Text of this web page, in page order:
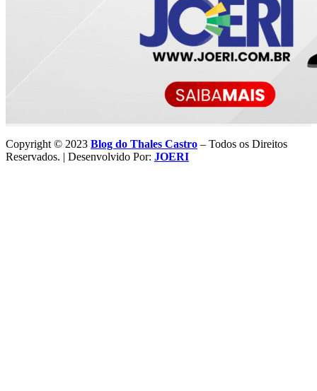
Copyright © 2023 Blog do Thales Castro – Todos os Direitos
Reservados. | Desenvolvido Por: JOERI